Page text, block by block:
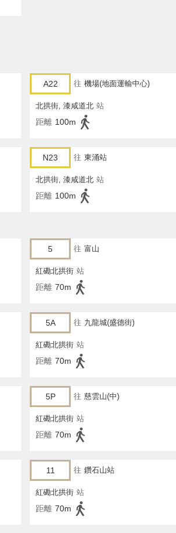
A22 往 機場(地面運輸中心)
北拱街, 漆咸道北 站
距離 100m
N23 往 東涌站
北拱街, 漆咸道北 站
距離 100m
5 往 富山
紅磡北拱街 站
距離 70m
5A 往 九龍城(盛德街)
紅磡北拱街 站
距離 70m
5P 往 慈雲山(中)
紅磡北拱街 站
距離 70m
11 往 鑽石山站
紅磡北拱街 站
距離 70m